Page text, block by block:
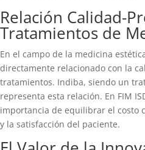
Relación Calidad-
Tratamientos de
En el campo de la medicina
directamente relacionado con la
tratamientos. Indiba, siendo un
representa esta relación. En FIM
importancia de equilibrar el costo
y la satisfacción del paciente.